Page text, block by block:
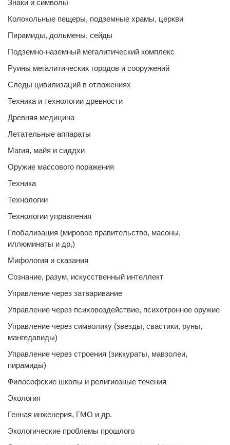
Знаки и символы
Колокольные пещеры, подземные храмы, церкви
Пирамиды, дольмены, сейды
Подземно-наземный мегалитический комплекс
Руины мегалитических городов и сооружений
Следы цивилизаций в отложениях
Техника и технологии древности
Древняя медицина
Летательные аппараты
Магия, майя и сиддхи
Оружие массового поражения
Техника
Технологии
Технологии управления
Глобализация (мировое правительство, масоны,
иллюминаты и др,)
Мифология и сказания
Сознание, разум, искусственный интеллект
Управление через затваривание
Управление через психовоздействие, психотронное оружие
Управление через символику (звезды, свастики, руны,
мангедавиды)
Управление через строения (зиккураты, мавзолеи,
пирамиды)
Философские школы и религиозные течения
Экология
Генная инженерия, ГМО и др.
Экологические проблемы прошлого